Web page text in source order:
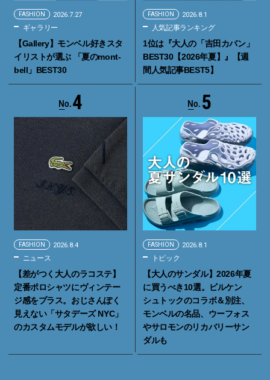
FASHION 2026.7.27
ギャラリー
【Gallery】モンベル好きスタ
イリストが選ぶ 「夏のmont-
bell」BEST30
FASHION 2026.8.1
人気記事ランキング
1位は『大人の「吉田カバン」
BEST30【2026年夏】』【週
間人気記事BEST5】
4
FASHION 2026.8.4
ニュース
【差がつく大人のラコステ】
定番ポロシャツにヴィンテー
ジ感をプラス。おじさんぽく
見えない「サタデーズ NYC」
のカスタムモデルが欲しい！
5
FASHION 2026.8.1
トピック
【大人のサンダル】2026年夏
に買うべき10選。ビルケン
シュトックのコラボ＆別注、
モンベルの名品、ウーフォス
やサロモンのリカバリーサン
ダルも